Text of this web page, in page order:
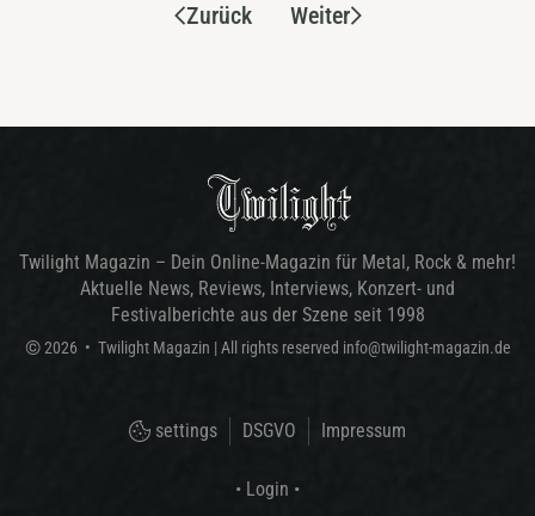
Zurück Weiter
Twilight Magazin – Dein Online-Magazin für Metal, Rock & mehr!
Aktuelle News, Reviews, Interviews, Konzert- und
Festivalberichte aus der Szene seit 1998
© 2026 • Twilight Magazin | All rights reserved info@twilight-magazin.de
settings DSGVO Impressum
• Login •